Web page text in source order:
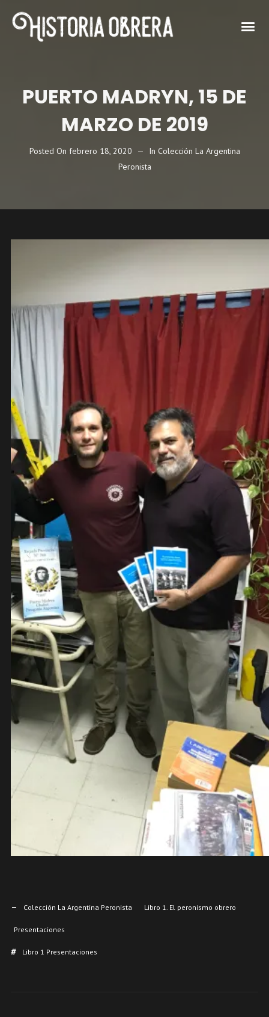
PUERTO MADRYN, 15 DE
MARZO DE 2019
Posted On febrero 18, 2020 In Colección La Argentina
Peronista
Colección La Argentina Peronista Libro 1. El peronismo obrero
Presentaciones
Libro 1 Presentaciones